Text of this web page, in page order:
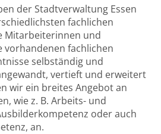
der Stadtverwaltung Essen
fachlichen
Mitarbeiterinnen und
fachlichen
selbständig und
vertieft und erweitert
wir ein breites Angebot an
wie z. B. Arbeits- und
oder auch
an.